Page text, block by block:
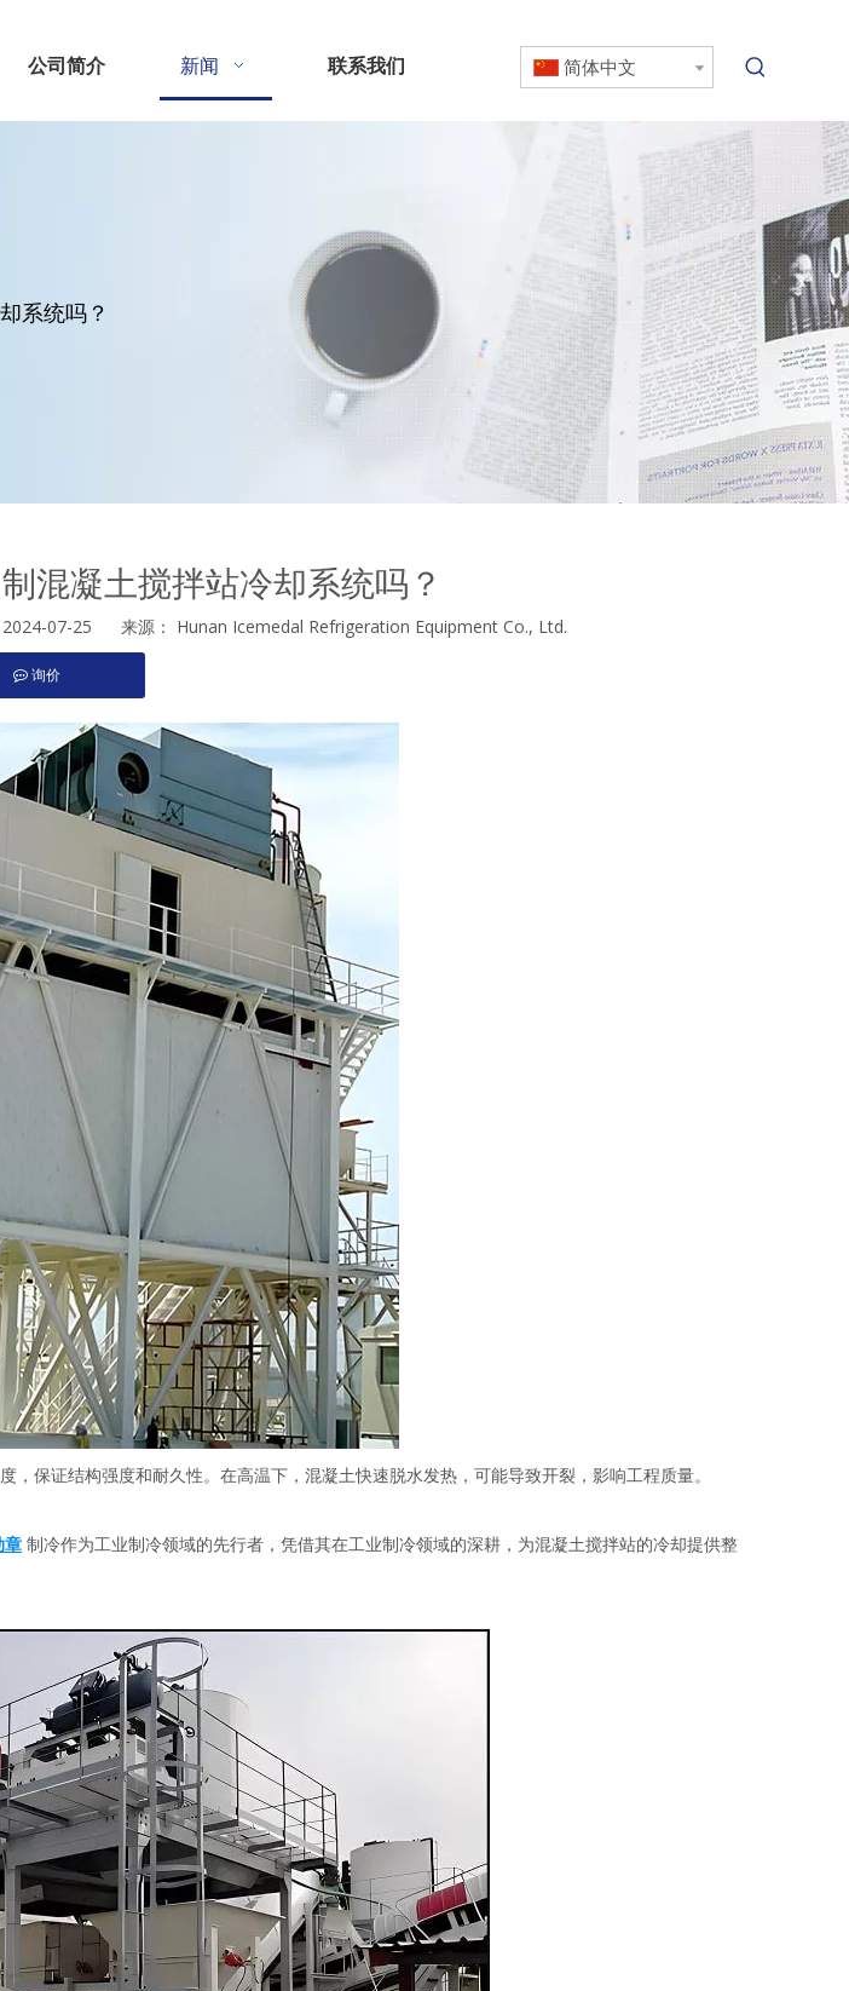
公司简介 新闻 联系我们 简体中文
系统吗？
混凝土搅拌站冷却系统吗？
07-25 来源： Hunan Icemedal Refrigeration Equipment Co., Ltd.
询价
保证结构强度和耐久性。在高温下，混凝土快速脱水发热，可能导致开裂，影响工程质量。
章 制冷作为工业制冷领域的先行者，凭借其在工业制冷领域的深耕，为混凝土搅拌站的冷却提供整